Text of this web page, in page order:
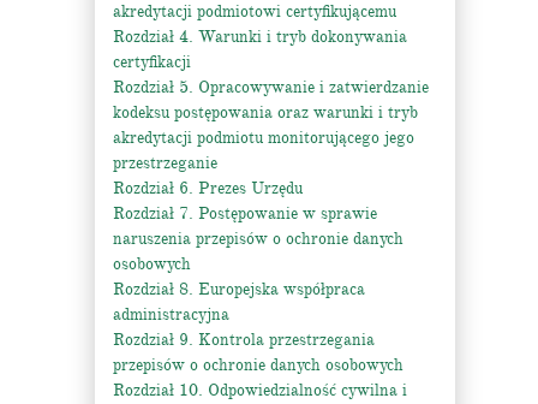
akredytacji podmiotowi certyfikującemu
Rozdział 4. Warunki i tryb dokonywania
certyfikacji
Rozdział 5. Opracowywanie i zatwierdzanie
kodeksu postępowania oraz warunki i tryb
akredytacji podmiotu monitorującego jego
przestrzeganie
Rozdział 6. Prezes Urzędu
Rozdział 7. Postępowanie w sprawie
naruszenia przepisów o ochronie danych
osobowych
Rozdział 8. Europejska współpraca
administracyjna
Rozdział 9. Kontrola przestrzegania
przepisów o ochronie danych osobowych
Rozdział 10. Odpowiedzialność cywilna i